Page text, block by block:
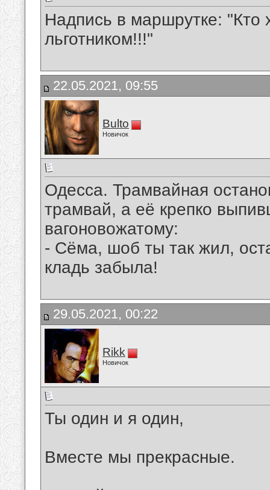
Надпись в маршрутке: "Кто
льготником!!!"
22.05.2021, 09:55
Bulto
Новичок
Одесса. Трамвайная
трамвай, а её крепко
вагоновожатому:
- Сёма, шоб ты так жил,
кладь забыла!
29.05.2021, 00:22
Rikk
Новичок
Ты один и я один,
Вместе мы прекрасные.